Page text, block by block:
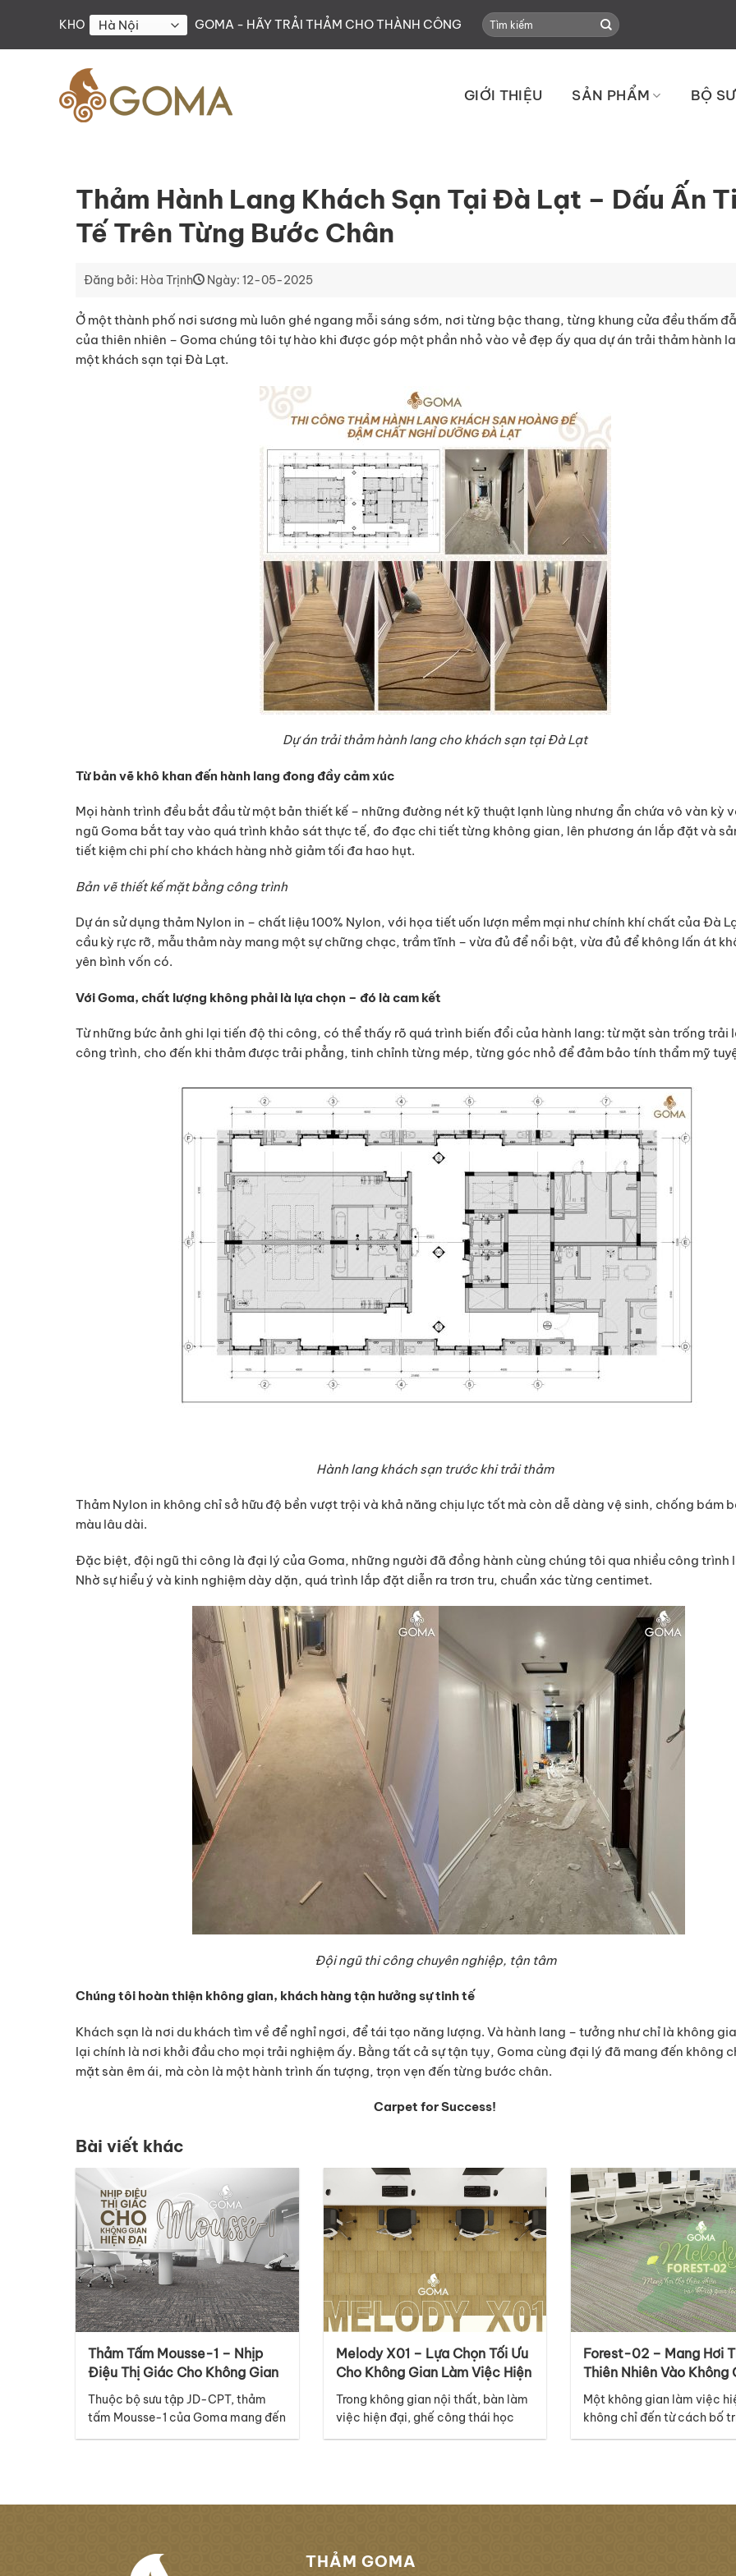
content
KHO GOMA - HÃY TRẢI THẢM CHO THÀNH CÔNG
Search
for:
GIỚI THIỆU SẢN PHẨM BỘ
Thảm Hành Lang Khách Sạn Tại Đà Lạt – Dấu Ấn
Tế Trên Từng Bước Chân
Đăng bởi: Hòa Trịnh Ngày: 12-05-2025
Ở một thành phố nơi sương mù luôn ghé ngang mỗi sáng sớm, nơi từng bậc thang, từng khung cửa đều thấm
của thiên nhiên – Goma chúng tôi tự hào khi được góp một phần nhỏ vào vẻ đẹp ấy qua dự án trải thảm hành
một khách sạn tại Đà Lạt.
Dự án trải thảm hành lang cho khách sạn tại Đà Lạt
Từ bản vẽ khô khan đến hành lang đong đầy cảm xúc
Mọi hành trình đều bắt đầu từ một bản thiết kế – những đường nét kỹ thuật lạnh lùng nhưng ẩn chứa vô vàn kỳ
ngũ Goma bắt tay vào quá trình khảo sát thực tế, đo đạc chi tiết từng không gian, lên phương án lắp đặt và
tiết kiệm chi phí cho khách hàng nhờ giảm tối đa hao hụt.
Bản vẽ thiết kế mặt bằng công trình
Dự án sử dụng thảm Nylon in – chất liệu 100% Nylon, với họa tiết uốn lượn mềm mại như chính khí chất của Đà
cầu kỳ rực rỡ, mẫu thảm này mang một sự chững chạc, trầm tĩnh – vừa đủ để nổi bật, vừa đủ để không lấn át
yên bình vốn có.
Với Goma, chất lượng không phải là lựa chọn – đó là cam kết
Từ những bức ảnh ghi lại tiến độ thi công, có thể thấy rõ quá trình biến đổi của hành lang: từ mặt sàn trống trải
công trình, cho đến khi thảm được trải phẳng, tinh chỉnh từng mép, từng góc nhỏ để đảm bảo tính thẩm mỹ
Hành lang khách sạn trước khi trải thảm
Thảm Nylon in không chỉ sở hữu độ bền vượt trội và khả năng chịu lực tốt mà còn dễ dàng vệ sinh, chống bám
màu lâu dài.
Đặc biệt, đội ngũ thi công là đại lý của Goma, những người đã đồng hành cùng chúng tôi qua nhiều công trình
Nhờ sự hiểu ý và kinh nghiệm dày dặn, quá trình lắp đặt diễn ra trơn tru, chuẩn xác từng centimet.
Đội ngũ thi công chuyên nghiệp, tận tâm
Chúng tôi hoàn thiện không gian, khách hàng tận hưởng sự tinh tế
Khách sạn là nơi du khách tìm về để nghỉ ngơi, để tái tạo năng lượng. Và hành lang – tưởng như chỉ là không
lại chính là nơi khởi đầu cho mọi trải nghiệm ấy. Bằng tất cả sự tận tụy, Goma cùng đại lý đã mang đến không
mặt sàn êm ái, mà còn là một hành trình ấn tượng, trọn vẹn đến từng bước chân.
Carpet for Success!
Bài viết khác
Thảm Tấm Mousse-1 – Nhịp
Điệu Thị Giác Cho Không Gian
Hiện Đại, Sang Trọng Và
Chuyên Nghiệp
Thuộc bộ sưu tập JD-CPT, thảm
tấm Mousse-1 của Goma mang đến
thảm Mousse-1 nằm ở thiết kế
Melody X01 – Lựa Chọn Tối Ưu
Cho Không Gian Làm Việc Hiện
Đại
Trong không gian nội thất, bàn làm
việc hiện đại, ghế công thái học
với nhau. Với thiết kế thuộc bộ sưu
Forest-02 – Mang Hơi
Thiên Nhiên Vào Không
Làm Việc
Một không gian làm việc
không chỉ đến từ cách bố
mới và năng động, lấy
THẢM GOMA